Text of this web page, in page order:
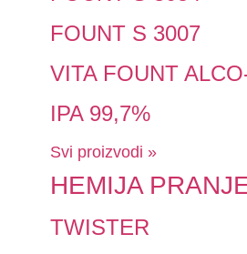
FOUNT S 3007
VITA FOUNT
IPA 99,7%
Svi proizvodi »
HEMIJA
TWISTER